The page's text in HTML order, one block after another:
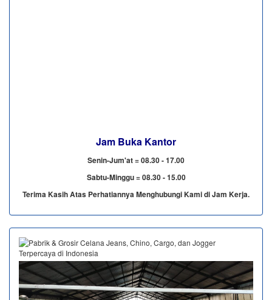
Jam Buka Kantor
Senin-Jum'at = 08.30 - 17.00
Sabtu-Minggu = 08.30 - 15.00
Terima Kasih Atas Perhatiannya Menghubungi Kami di Jam Kerja.